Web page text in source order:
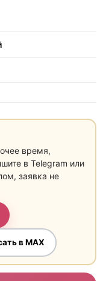
время,
в Telegram или
заявка не
в MAX